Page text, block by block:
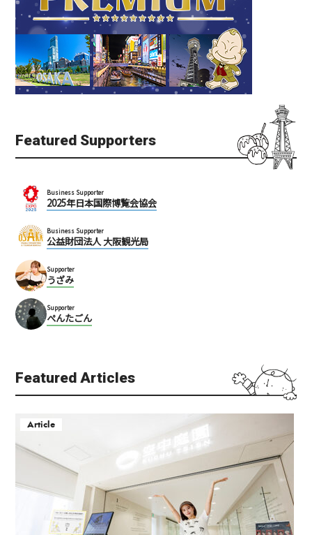
Featured Supporters
Business Supporter
2025年日本国際博覧会協会
Business Supporter
公益財団法人 大阪観光局
Supporter
うざみ
Supporter
ぺんたごん
Featured Articles
Article